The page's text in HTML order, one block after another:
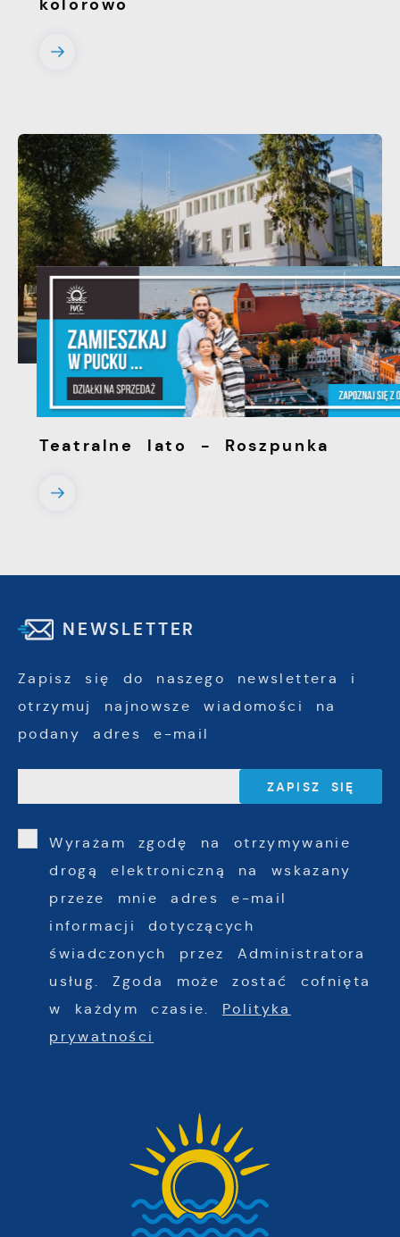
kolorowo
13 - 08 - 2026
Teatralne lato - Roszpunka
NEWSLETTER
Zapisz się do naszego newslettera i
otrzymuj najnowsze wiadomości na
podany adres e-mail
Wyrażam zgodę na otrzymywanie
drogą elektroniczną na wskazany
przeze mnie adres e-mail
informacji dotyczących
świadczonych przez Administratora
usług. Zgoda może zostać cofnięta
w każdym czasie. Polityka
prywatności